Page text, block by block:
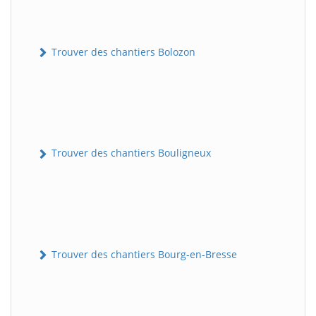
Trouver des chantiers Bolozon
Trouver des chantiers Bouligneux
Trouver des chantiers Bourg-en-Bresse